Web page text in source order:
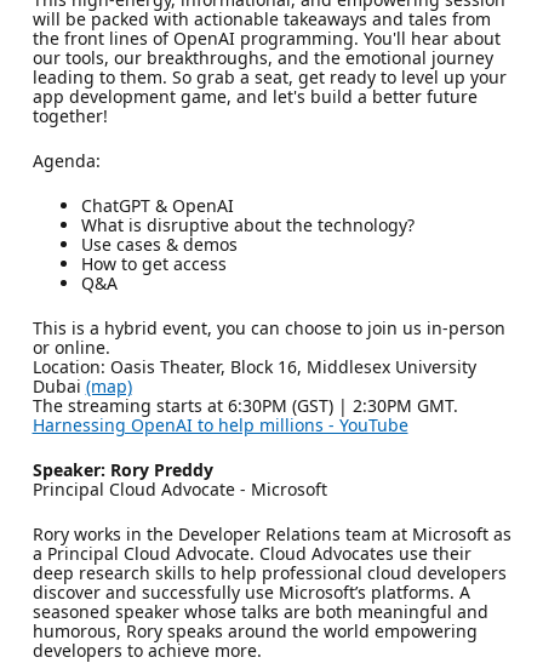
will be packed with actionable takeaways and tales from
the front lines of OpenAI programming. You'll hear about
our tools, our breakthroughs, and the emotional journey
leading to them. So grab a seat, get ready to level up your
app development game, and let's build a better future
together!
Agenda:
ChatGPT & OpenAI
What is disruptive about the technology?
Use cases & demos
How to get access
Q&A
This is a hybrid event, you can choose to join us in-person
or online.
Location: Oasis Theater, Block 16, Middlesex University
Dubai (map)
The streaming starts at 6:30PM (GST) | 2:30PM GMT.
Harnessing OpenAI to help millions - YouTube
Speaker: Rory Preddy
Principal Cloud Advocate - Microsoft
Rory works in the Developer Relations team at Microsoft as
a Principal Cloud Advocate. Cloud Advocates use their
deep research skills to help professional cloud developers
discover and successfully use Microsoft’s platforms. A
seasoned speaker whose talks are both meaningful and
humorous, Rory speaks around the world empowering
developers to achieve more.